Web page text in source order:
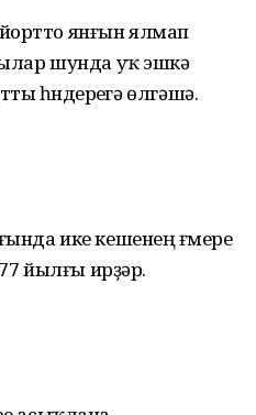
йортто янғын ялмап
шунда уҡ эшкә
һүндереүгә өлгәшә.
ике кешенең ғүмере
йылғы ирҙәр.